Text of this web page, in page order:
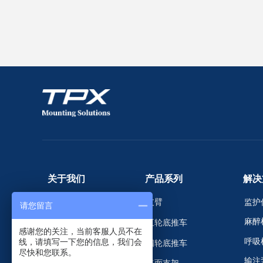
关于我们
服务支持
关于我们 产品系列
支臂
五轮底推车
四轮底推车
监护
麻醉
呼吸
输注
解
请您留言
感谢您的关注，当前客服人员不在
线，请填写一下您的信息，我们会
尽快和您联系。